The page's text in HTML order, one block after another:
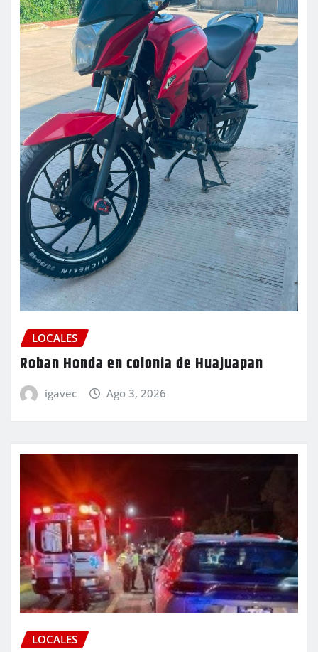
LOCALES
Roban Honda en colonia de Huajuapan
igavec Ago 3, 2026
LOCALES